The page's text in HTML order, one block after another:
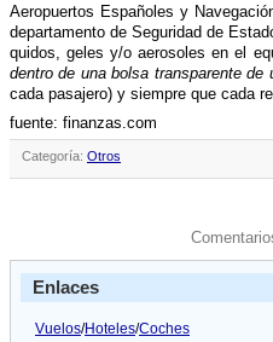
Aeropuertos Españoles y
departamento de Seguridad de
quidos, geles y/o aerosoles en el
dentro de una bolsa transparente de
cada pasajero) y siempre que cada
fuente: finanzas.com
Categoría: Otros
Enlaces
Vuelos/Hoteles/Coches